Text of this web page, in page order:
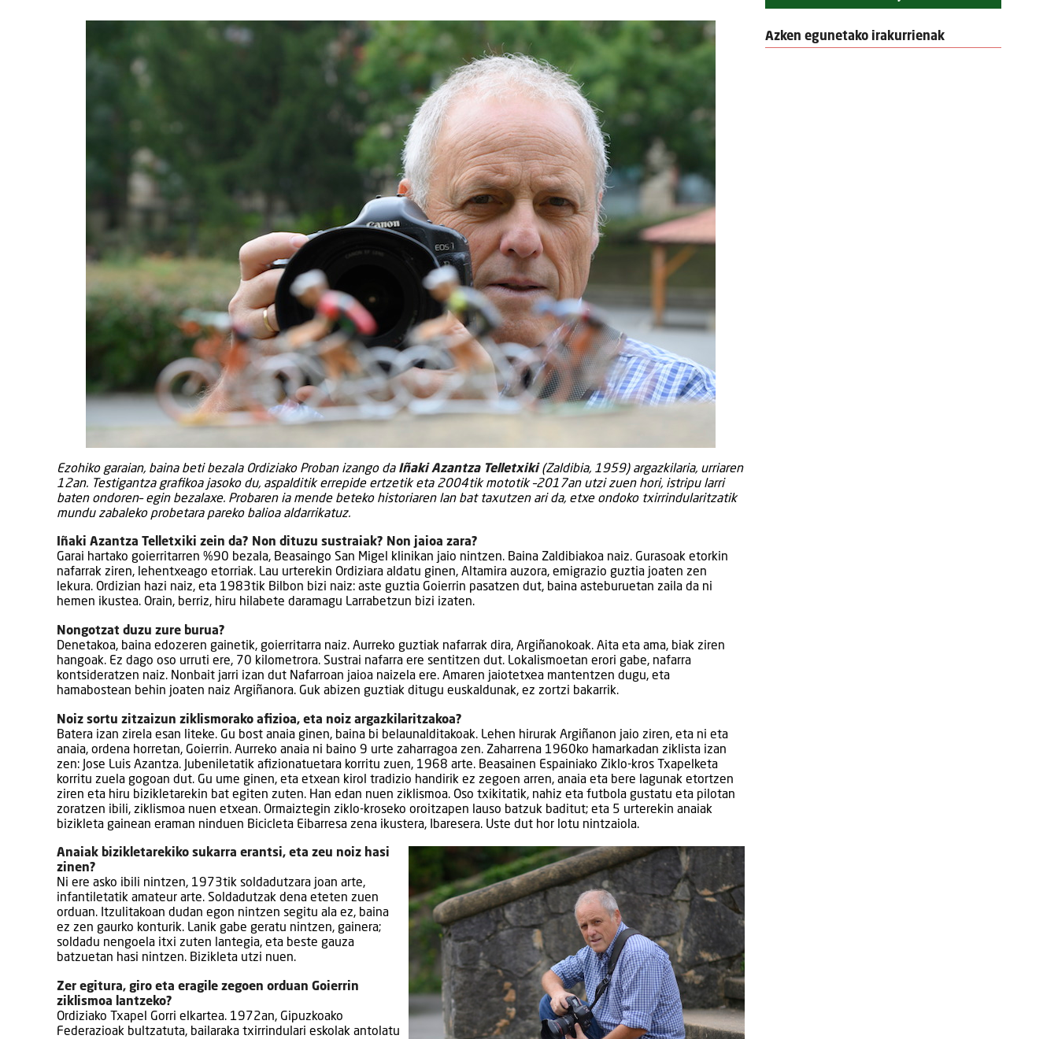
Ezohiko garaian, baina beti bezala Ordiziako Proban izango da Iñaki Azantza Telletxiki(Zaldibia, 1959) argazkilaria, urriaren
12an. Testigantza grafikoa jasoko du, aspalditik errepide ertzetik eta 2004tik mototik –2017an utzi zuen hori, istripu larri
baten ondoren– egin bezalaxe. Probaren ia mende beteko historiaren lan bat taxutzen ari da, etxe ondoko txirrindularitzatik
mundu zabaleko probetara pareko balioa aldarrikatuz.
Iñaki Azantza Telletxiki zein da? Non dituzu sustraiak? Non jaioa zara?
Garai hartako goierritarren %90 bezala, Beasaingo San Migel klinikan jaio nintzen. Baina Zaldibiakoa naiz. Gurasoak etorkin
nafarrak ziren, lehentxeago etorriak. Lau urterekin Ordiziara aldatu ginen, Altamira auzora, emigrazio guztia joaten zen
lekura. Ordizian hazi naiz, eta 1983tik Bilbon bizi naiz: aste guztia Goierrin pasatzen dut, baina asteburuetan zaila da ni
hemen ikustea. Orain, berriz, hiru hilabete daramagu Larrabetzun bizi izaten.
Nongotzat duzu zure burua?
Denetakoa, baina edozeren gainetik, goierritarra naiz. Aurreko guztiak nafarrak dira, Argiñanokoak. Aita eta ama, biak ziren
hangoak. Ez dago oso urruti ere, 70 kilometrora. Sustrai nafarra ere sentitzen dut. Lokalismoetan erori gabe, nafarra
kontsideratzen naiz. Nonbait jarri izan dut Nafarroan jaioa naizela ere. Amaren jaiotetxea mantentzen dugu, eta
hamabostean behin joaten naiz Argiñanora. Guk abizen guztiak ditugu euskaldunak, ez zortzi bakarrik.
Noiz sortu zitzaizun ziklismorako afizioa, eta noiz argazkilaritzakoa?
Batera izan zirela esan liteke. Gu bost anaia ginen, baina bi belaunalditakoak. Lehen hirurak Argiñanon jaio ziren, eta ni eta
anaia, ordena horretan, Goierrin. Aurreko anaia ni baino 9 urte zaharragoa zen. Zaharrena 1960ko hamarkadan ziklista izan
zen: Jose Luis Azantza. Jubeniletatik afizionatuetara korritu zuen, 1968 arte. Beasainen Espainiako Ziklo-kros Txapelketa
korritu zuela gogoan dut. Gu ume ginen, eta etxean kirol tradizio handirik ez zegoen arren, anaia eta bere lagunak etortzen
ziren eta hiru bizikletarekin bat egiten zuten. Han edan nuen ziklismoa. Oso txikitatik, nahiz eta futbola gustatu eta pilotan
zoratzen ibili, ziklismoa nuen etxean. Ormaiztegin ziklo-kroseko oroitzapen lauso batzuk baditut; eta 5 urterekin anaiak
bizikleta gainean eraman ninduen Bicicleta Eibarresa zena ikustera, Ibaresera. Uste dut hor lotu nintzaiola.
Anaiak bizikletarekiko sukarra erantsi, eta zeu noiz hasi
zinen?
Ni ere asko ibili nintzen, 1973tik soldadutzara joan arte,
infantiletatik amateur arte. Soldadutzak dena eteten zuen
orduan. Itzulitakoan dudan egon nintzen segitu ala ez, baina
ez zen gaurko konturik. Lanik gabe geratu nintzen, gainera;
soldadu nengoela itxi zuten lantegia, eta beste gauza
batzuetan hasi nintzen. Bizikleta utzi nuen.
Zer egitura, giro eta eragile zegoen orduan Goierrin
ziklismoa lantzeko?
Ordiziako Txapel Gorri elkartea. 1972an, Gipuzkoako
Federazioak bultzatuta, bailaraka txirrindulari eskolak antolatu
Azken egunetako irakurrienak